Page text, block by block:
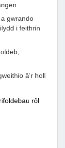
gwrando
i feithrin
â'r holl
rôl